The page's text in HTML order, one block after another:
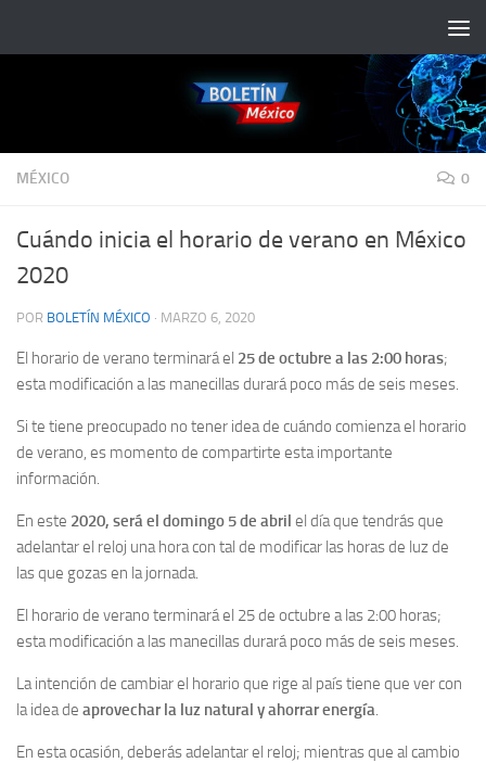
MÉXICO 0
Cuándo inicia el horario de verano en México
2020
POR BOLETÍN MÉXICO · MARZO 6, 2020
El horario de verano terminará el 25 de octubre a las 2:00 horas;
esta modificación a las manecillas durará poco más de seis meses.
Si te tiene preocupado no tener idea de cuándo comienza el horario
de verano, es momento de compartirte esta importante
información.
En este 2020, será el domingo 5 de abril el día que tendrás que
adelantar el reloj una hora con tal de modificar las horas de luz de
las que gozas en la jornada.
El horario de verano terminará el 25 de octubre a las 2:00 horas;
esta modificación a las manecillas durará poco más de seis meses.
La intención de cambiar el horario que rige al país tiene que ver con
la idea de aprovechar la luz natural y ahorrar energía.
En esta ocasión, deberás adelantar el reloj; mientras que al cambio